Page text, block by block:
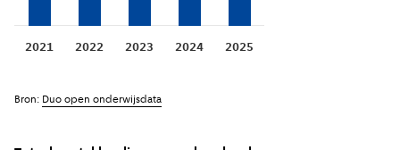
2021 2022 2023 2024 2025
Bron: Duo open onderwijsdata